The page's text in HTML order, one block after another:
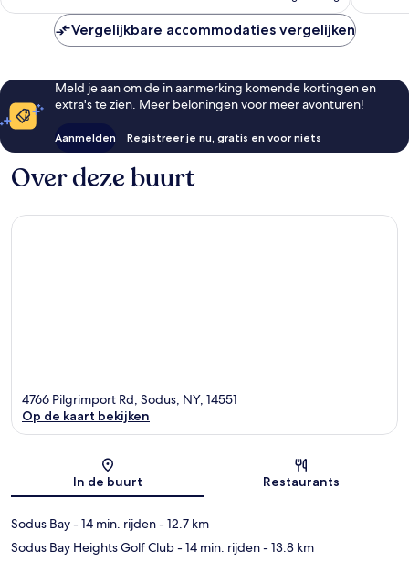
Vergelijkbare accommodaties vergelijken
Meld je aan om de in aanmerking komende kortingen en
extra's te zien. Meer beloningen voor meer avonturen!
Aanmelden Registreer je nu, gratis en voor niets
Over deze buurt
4766 Pilgrimport Rd, Sodus, NY, 14551
Op de kaart bekijken
In de buurt Restaurants
Sodus Bay- 14 min. rijden- 12.7 km
Sodus Bay Heights Golf Club- 14 min. rijden- 13.8 km